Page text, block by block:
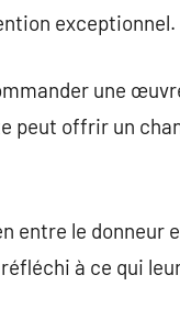
exceptionnel.
une
peut offrir un
entre le
à ce qui